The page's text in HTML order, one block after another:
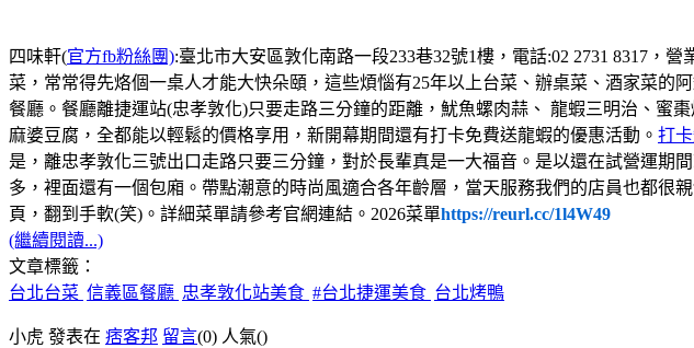
四味軒(官方fb粉絲團):臺北市大安區敦化南路一段233巷32號1樓，電話:02 2731 8317，營
菜，常常得先烙個一桌人才能大快朵頤，這些煩惱有25年以上台菜、辦桌菜、酒家菜
餐廳。餐廳離捷運站(忠孝敦化)只要走路三分鐘的距離，魷魚螺肉蒜、 龍蝦三明治、蜜
麻婆豆腐，全都能以輕鬆的價格享用，新開幕期間還有打卡免費送龍蝦的優惠活動。 打
是，離忠孝敦化三號出口走路只要三分鐘，對於長輩真是一大福音。是以還在試營運
多，裡面還有一個包廂。帶點潮意的時尚風適合各年齡層，當天服務我們的店員也都
頁，翻到手軟(笑)。詳細菜單請參考官網連結。2026菜單https://reurl.cc/1l4W49
(繼續閱讀...)
文章標籤：
台北台菜 信義區餐廳 忠孝敦化站美食 #台北捷運美食 台北烤鴨
小虎 發表在 痞客邦 留言(0) 人氣()